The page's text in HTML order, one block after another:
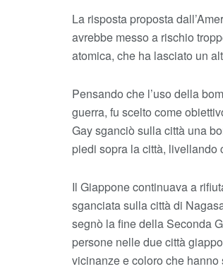
La risposta proposta
avrebbe messo a rischio
atomica, che ha lasciato un
Pensando che l’uso della
guerra, fu scelto come
Gay sganciò sulla città una
piedi sopra la città,
Il Giappone continuava a
sganciata sulla città di
segnò la fine della Seconda
persone nelle due città
vicinanze e coloro che